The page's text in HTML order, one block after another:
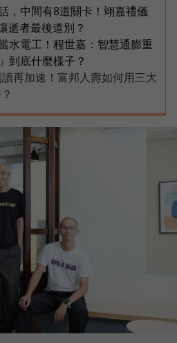
，中間有8道關卡！翊嘉禮儀
逝者最後道別？
水電工！程世嘉：智慧通膨重
到底什麼樣子？
再加速！富邦人壽如何用三大